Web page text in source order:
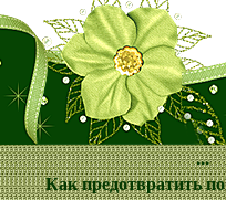
...
Как предотвратить